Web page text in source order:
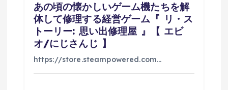
あの頃の懐かしいゲーム機たちを解
体して修理する経営ゲーム『 リ・ス
トーリー: 思い出修理屋 』【 エビ
オ/にじさんじ 】
https://store.steampowered.com…